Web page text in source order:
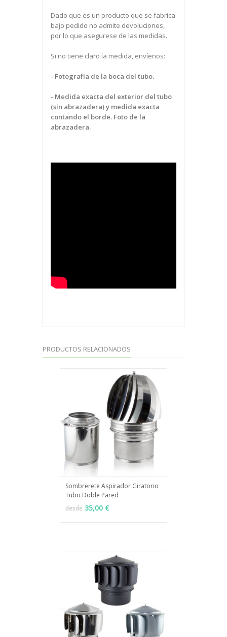
Dado que es un producto que se fabrica
bajo pedido no admite devoluciones,
por lo que asegurese de las medidas.
Si no tiene claro la medida, envíenos:
- Fotografía de la boca del tubo.
- Medida exacta del exterior del tubo
(sin abrazadera) y medida exacta
contando el borde. Foto de la
abrazadera.
PRODUCTOS RELACIONADOS
VER OPCIONES
Sombrerete Aspirador Giratorio
Tubo Doble Pared
desde 35,00 €